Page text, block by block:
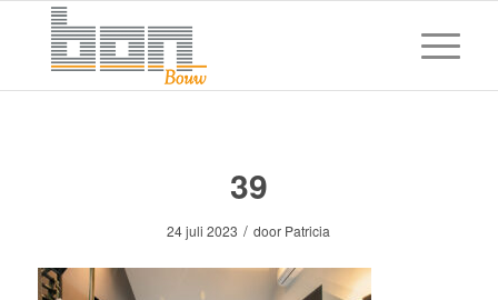
39
24 juli 2023 / door Patricia